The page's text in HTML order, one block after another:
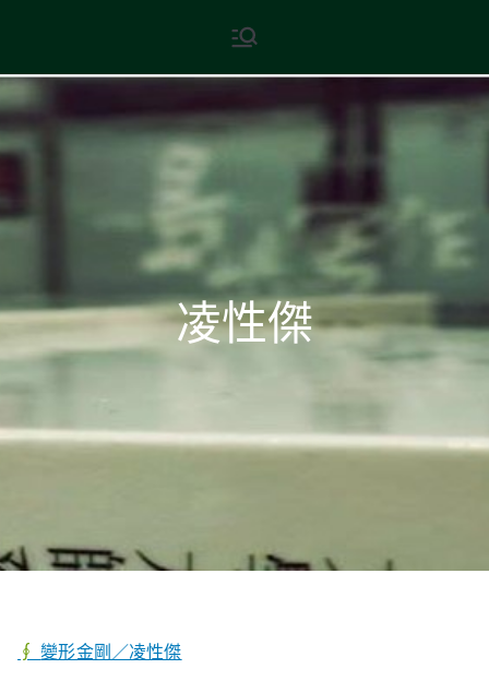
content
現代文學
地球小如鴿卵，/ 我輕輕地將它
凌性傑
∮變形金剛／凌性傑